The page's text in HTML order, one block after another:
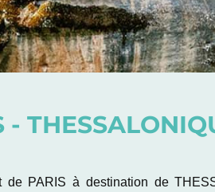
-
de PARIS à destination de